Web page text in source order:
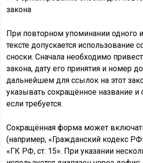
При повторном упоминании одного
тексте допускается использование
сноски. Сначала необходимо
закона, дату его принятия и номер
дальнейшем для ссылок на этот
указывать сокращённое название и
если требуется.
Сокращённая форма может
(например, «Гражданский кодекс
«ГК РФ, ст. 15». При указании